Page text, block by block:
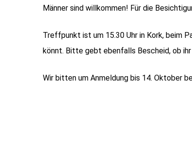
Männer sind willkommen! Für die
Treffpunkt ist um 15.30 Uhr in Kork, beim
könnt. Bitte gebt ebenfalls Bescheid, ob
Wir bitten um Anmeldung bis 14. Oktober